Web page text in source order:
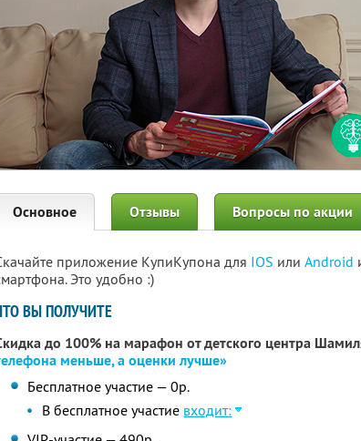
Основное Отзывы Вопросы по акции
приложение КупиКупона для IOS или Android
Это удобно :)
ВЫ ПОЛУЧИТЕ
до 100% на марафон от детского центра
меньше, а оценки лучше»
Бесплатное участие — 0р.
В бесплатное участие входит: